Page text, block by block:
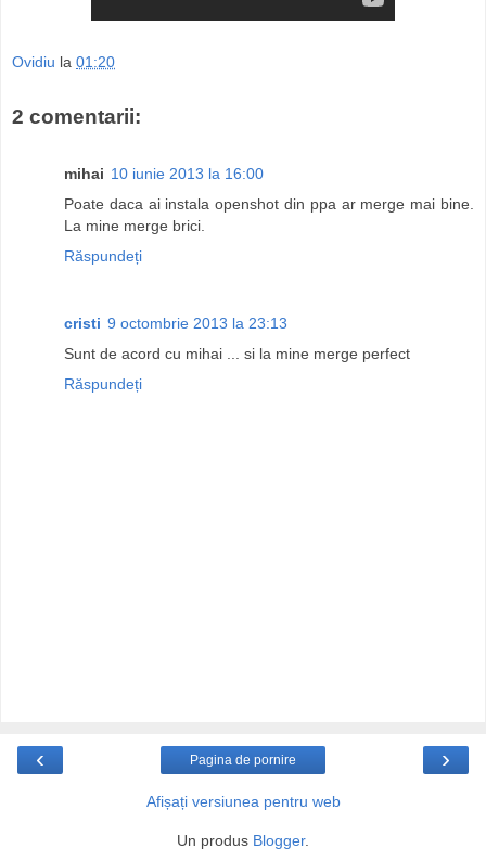
Ovidiu la 01:20
2 comentarii:
mihai 10 iunie 2013 la 16:00
Poate daca ai instala openshot din ppa ar merge mai bine.
La mine merge brici.
Răspundeți
cristi 9 octombrie 2013 la 23:13
Sunt de acord cu mihai ... si la mine merge perfect
Răspundeți
‹ ›
Pagina de pornire
Afișați versiunea pentru web
Un produs Blogger.